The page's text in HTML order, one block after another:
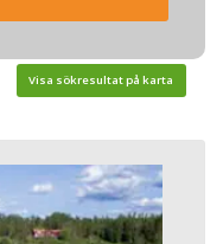
Visa sökresultat på karta